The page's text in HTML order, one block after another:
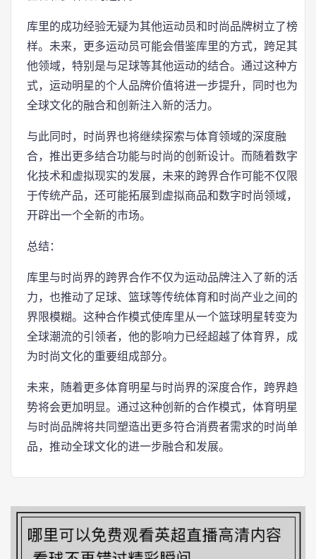
库里的成功经验无疑为其他运动员和时尚品牌树立了榜
样。未来，更多运动员可能会借鉴库里的方式，跨足其
他领域，特别是与足球等其他运动的结合。通过这种方
式，运动明星的个人品牌价值将进一步提升，同时也为
全球文化的融合和创新注入新的活力。
与此同时，时尚界也将继续探索与体育领域的深度融
合，推出更多结合功能与时尚的创新设计。而随着数字
化技术和虚拟现实的发展，未来的跨界合作可能不仅限
于传统产品，还可能拓展到虚拟商品和数字时尚领域，
开辟出一个全新的市场。
总结：
库里与时尚界的跨界合作不仅为运动品牌注入了新的活
力，也推动了足球、篮球等传统体育和时尚产业之间的
界限模糊。这种合作模式使库里从一个篮球明星转变为
全球潮流的引领者，他的影响力已经超越了体育界，成
为时尚文化的重要组成部分。
未来，随着更多体育明星与时尚界的深度合作，跨界趋
势将会更加明显。通过这种创新的合作模式，体育明星
与时尚品牌将共同塑造出更多符合消费者需求的时尚单
品，推动全球文化的进一步融合和发展。